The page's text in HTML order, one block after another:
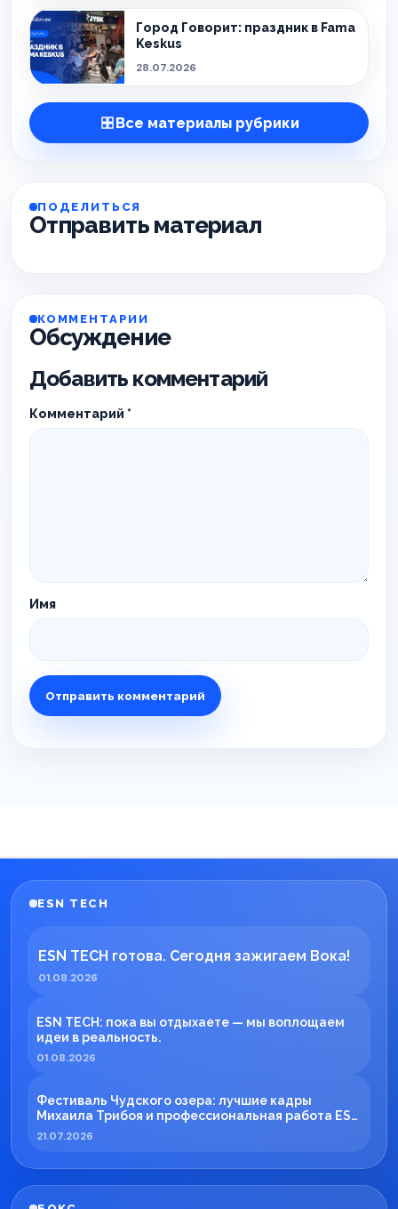
Город Говорит: праздник в Fama
Keskus
28.07.2026
Все материалы рубрики
ПОДЕЛИТЬСЯ
Отправить материал
КОММЕНТАРИИ
Обсуждение
Добавить комментарий
Комментарий *
Имя
ESN TECH
ESN TECH готова. Сегодня зажигаем Вока!
01.08.2026
ESN TECH: пока вы отдыхаете — мы воплощаем
идеи в реальность.
01.08.2026
Фестиваль Чудского озера: лучшие кадры
Михаила Трибоя и профессиональная работа ESN
TECH
21.07.2026